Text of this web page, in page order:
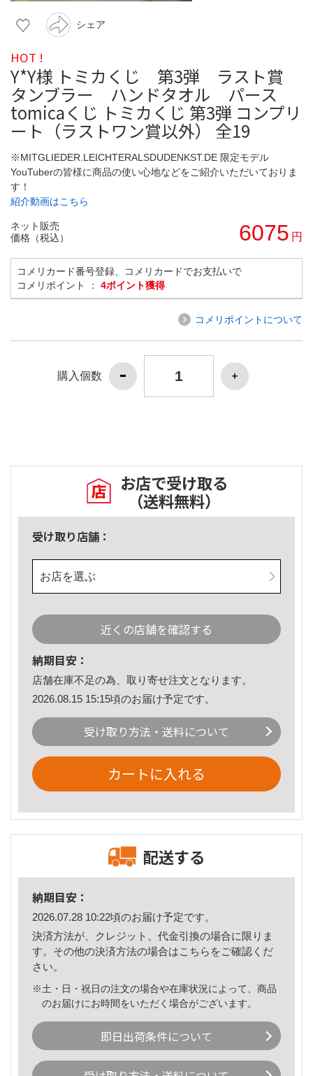
シェア
HOT !
Y*Y様 トミカくじ 第3弾 ラスト賞
タンブラー ハンドタオル パース
tomicaくじ トミカくじ 第3弾 コンプリ
ート（ラストワン賞以外） 全19
※MITGLIEDER.LEICHTERALSDUDENKST.DE 限定モデル
YouTuberの皆様に商品の使い心地などをご紹介いただいておりま
す！
紹介動画はこちら
ネット販売
価格（税込）
6075 円
コメリカード番号登録、コメリカードでお支払いで
コメリポイント ： 4ポイント獲得
コメリポイントについて
購入個数
お店で受け取る
（送料無料）
受け取り店舗：
お店を選ぶ
近くの店舗を確認する
納期目安：
店舗在庫不足の為、取り寄せ注文となります。
2026.08.15 15:15頃のお届け予定です。
受け取り方法・送料について
カートに入れる
配送する
納期目安：
2026.07.28 10:22頃のお届け予定です。
決済方法が、クレジット、代金引換の場合に限りま
す。その他の決済方法の場合はこちら をご確認くだ
さい。
※土・日・祝日の注文の場合や在庫状況によって、商品
のお届けにお時間をいただく場合がございます。
即日出荷条件について